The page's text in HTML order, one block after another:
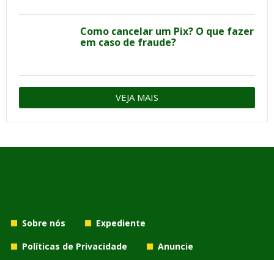
Como cancelar um Pix? O que fazer
em caso de fraude?
VEJA MAIS
Sobre nós
Expediente
Políticas de Privacidade
Anuncie